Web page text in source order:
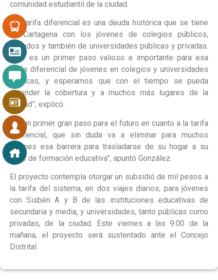
comunidad estudiantil de la ciudad.
“La tarifa diferencial es una deuda histórica que se tiene
en Cartagena con los jóvenes de colegios públicos,
privados y también de universidades públicas y privadas.
Este es un primer paso valioso e importante para esa
tarifa diferencial de jóvenes en colegios y universidades
públicas, y esperamos que con el tiempo se pueda
extender la cobertura y a muchos más lugares de la
ciudad”, explicó.
“Es un primer gran paso para el futuro en cuanto a la tarifa
diferencial, que sin duda va a eliminar para muchos
jóvenes esa barrera para trasladarse de su hogar a su
lugar de formación educativa”, apuntó González.
El proyecto contempla otorgar un subsidió de mil pesos a
la tarifa del sistema, en dos viajes diarios, para jóvenes
con Sisbén A y B de las instituciones educativas de
secundaria y media, y universidades, tanto públicas como
privadas, de la ciudad. Este viernes a las 9:00 de la
mañana, el proyecto será sustentado ante el Concejo
Distrital.